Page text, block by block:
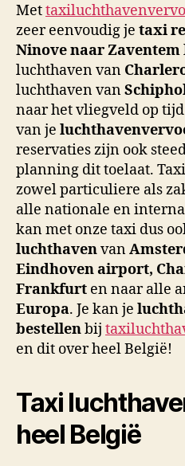
Met
zeer eenvoudig je taxi
Ninove naar Zaventem
luchthaven van
luchthaven van
naar het vliegveld op
van je
reservaties zijn ook
planning dit toelaat.
zowel particuliere als
alle nationale en
kan met onze taxi dus
luchthavenvan
Eindhoven airport,
Frankfurt en naar alle
Europa. Je kan je
bestellenbij
en dit over heel België!
Taxi
heel België